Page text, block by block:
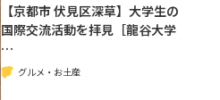
【京都市 伏見区深草】大学生の
国際交流活動を拝見［龍谷大学
…
グルメ・お土産